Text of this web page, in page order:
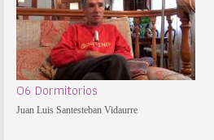
06 Dormitorios
Juan Luis Santesteban Vidaurre